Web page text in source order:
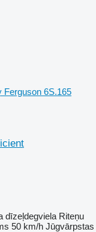
Ferguson 6S.165
dīzeļdegviela Riteņu
50 km/h Jūgvārpstas